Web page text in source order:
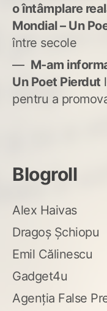
o întâmplare
Mondial – Un
între secole
M-am
Un Poet Pierdut
pentru a
Blogroll
Alex Haivas
Dragoș Șchiopu
Emil Călinescu
Gadget4u
Agenția False